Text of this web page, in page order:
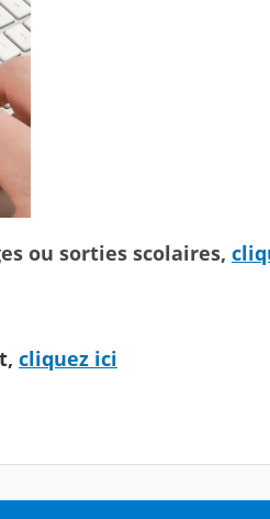
ou sorties scolaires,
cliquez ici